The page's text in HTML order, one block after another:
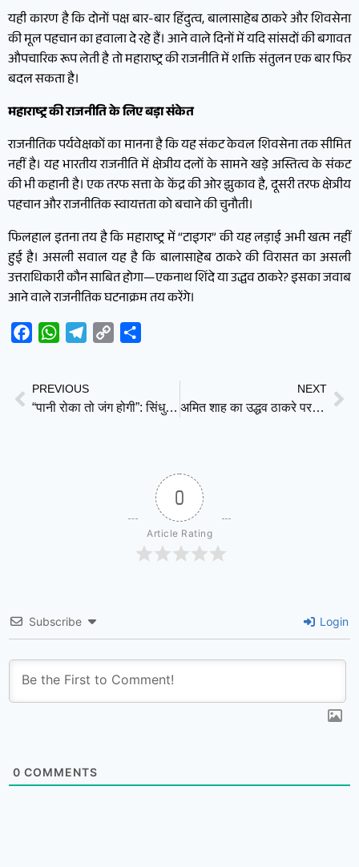
यही कारण है कि दोनों पक्ष बार-बार हिंदुत्व, बालासाहेब ठाकरे और शिवसेना
की मूल पहचान का हवाला दे रहे हैं। आने वाले दिनों में यदि सांसदों की बगावत
औपचारिक रूप लेती है तो महाराष्ट्र की राजनीति में शक्ति संतुलन एक बार फिर
बदल सकता है।
महाराष्ट्र की राजनीति के लिए बड़ा संकेत
राजनीतिक पर्यवेक्षकों का मानना है कि यह संकट केवल शिवसेना तक सीमित
नहीं है। यह भारतीय राजनीति में क्षेत्रीय दलों के सामने खड़े अस्तित्व के संकट
की भी कहानी है। एक तरफ सत्ता के केंद्र की ओर झुकाव है, दूसरी तरफ क्षेत्रीय
पहचान और राजनीतिक स्वायत्तता को बचाने की चुनौती।
फिलहाल इतना तय है कि महाराष्ट्र में “टाइगर” की यह लड़ाई अभी खत्म नहीं
हुई है। असली सवाल यह है कि बालासाहेब ठाकरे की विरासत का असली
उत्तराधिकारी कौन साबित होगा—एकनाथ शिंदे या उद्धव ठाकरे? इसका जवाब
आने वाले राजनीतिक घटनाक्रम तय करेंगे।
FacebookWhatsAppTelegram
Copy
PREVIOUS
“पानी रोका तो जंग होगी”: सिंधु जल संधि पर पाकिस्तान की नई धमकी, ख्वाजा आसिफ ने भारत को दी चेतावनी
NEXT
अमित शाह का उद्धव ठाकरे पर बड़ा हमला: “अब कोई शिंदे गुट नहीं, सिर्फ एक शिवसेना है”
0
Article Rating
Subscribe Login
0 COMMENTS